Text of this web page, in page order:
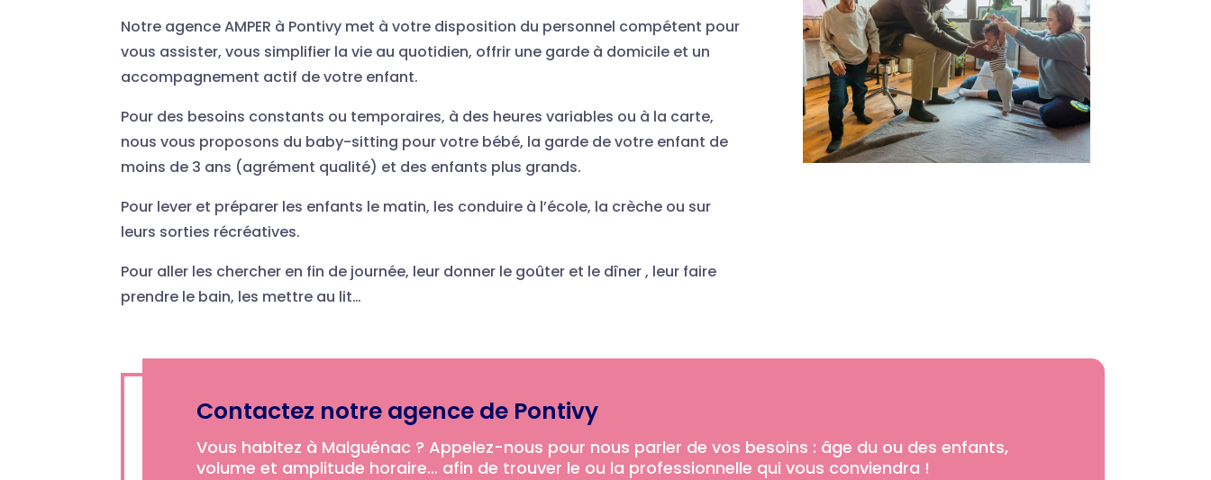
Notre agence AMPER à Pontivy met à votre disposition du personnel compétent pour
vous assister, vous simplifier la vie au quotidien, offrir une garde à domicile et un
accompagnement actif de votre enfant.
Pour des besoins constants ou temporaires, à des heures variables ou à la carte,
nous vous proposons du baby-sitting pour votre bébé, la garde de votre enfant de
moins de 3 ans (agrément qualité) et des enfants plus grands.
Pour lever et préparer les enfants le matin, les conduire à l’école, la crèche ou sur
leurs sorties récréatives.
Pour aller les chercher en fin de journée, leur donner le goûter et le dîner , leur faire
prendre le bain, les mettre au lit…
Contactez notre agence de Pontivy
Vous habitez à Malguénac ? Appelez-nous­­ pour nous parler de vos besoins : âge du ou des enfants,
volume et amplitude horaire… afin de trouver le ou la professionnelle qui vous conviendra !